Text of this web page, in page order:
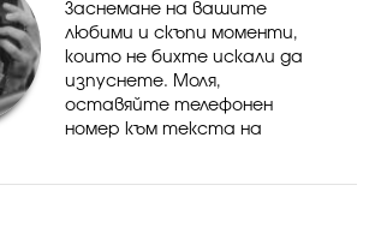
Заснемане на вашите
любими и скъпи моменти,
които не бихте искали да
изпуснете. Моля,
оставяйте телефонен
номер към текста на